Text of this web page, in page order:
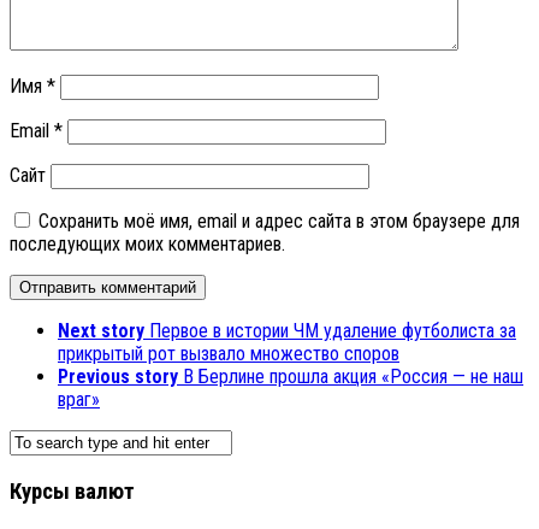
Имя *
Email *
Сайт
Сохранить моё имя, email и адрес сайта в этом браузере для
последующих моих комментариев.
Next story Первое в истории ЧМ удаление футболиста за
прикрытый рот вызвало множество споров
Previous story В Берлине прошла акция «Россия — не наш
враг»
Курсы валют